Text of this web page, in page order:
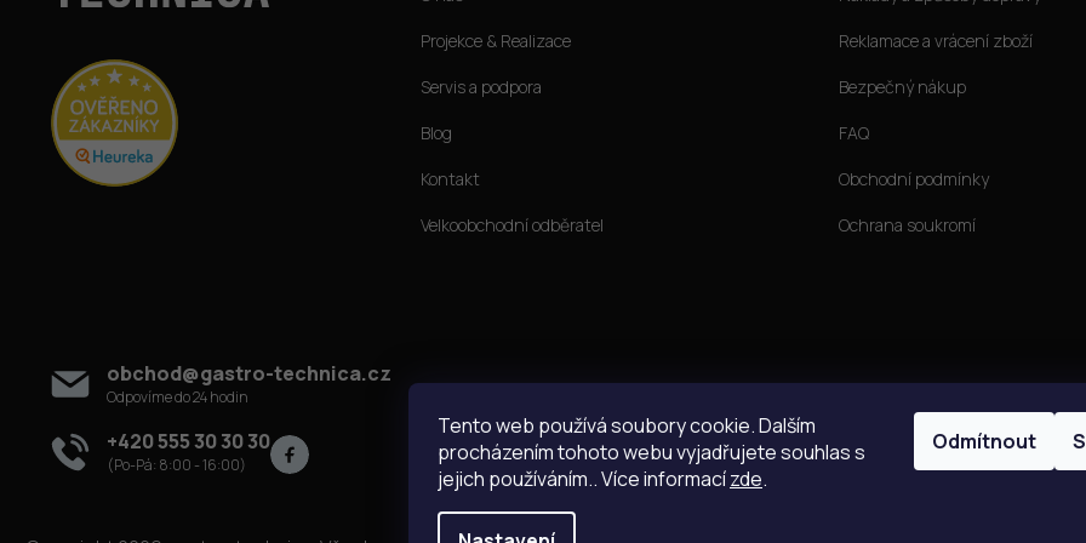
Tento web používá soubory cookie. Dalším
procházením tohoto webu vyjadřujete souhlas s
jejich používáním.. Více informacízde.
Odmítnout
Projekce & Realizace
Servis a podpora
Blog
Kontakt
Velkoobchodní odběratel
Reklamace a vrácení zboží
Bezpečný nákup
FAQ
Obchodní podmínky
Ochrana soukromí
obchod@gastro-technica.cz
+420 555 30 30 30